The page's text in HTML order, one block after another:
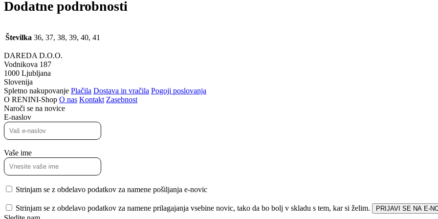
Dodatne podrobnosti
Številka 36, 37, 38, 39, 40, 41
DAREDA D.O.O.
Vodnikova 187
1000 Ljubljana
Slovenija
Spletno nakupovanje Plačila Dostava in vračila Pogoji poslovanja
O RENINI-Shop O nas Kontakt Zasebnost
Naroči se na novice
E-naslov
Vaše ime
Strinjam se z obdelavo podatkov za namene pošiljanja e-novic
Strinjam se z obdelavo podatkov za namene prilagajanja vsebine novic, tako da bo bolj v skladu s tem, kar si želim. PRIJAVI SE NA E-